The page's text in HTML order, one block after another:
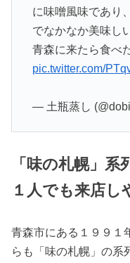
に味噌風味であり
でなかなか美味し
青森に来たら食べ
pic.twitter.com/
— 土瓶蒸し
「味の札幌」系
１人でも来店
青森市にある１９９１
らも「味の札幌」の系